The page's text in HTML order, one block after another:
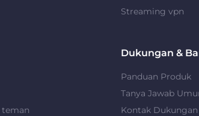
Streaming vpn
teman
Dukungan &
Panduan Produk
Tanya Jawab
Kontak Dukungan